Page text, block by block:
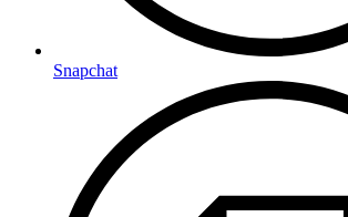
Snapchat